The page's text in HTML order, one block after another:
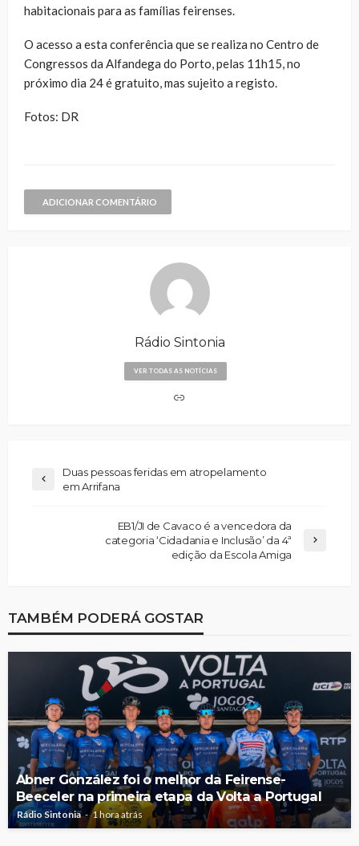
habitacionais para as famílias feirenses.
O acesso a esta conferência que se realiza no Centro de
Congressos da Alfandega do Porto, pelas 11h15, no
próximo dia 24 é gratuito, mas sujeito a registo.
Fotos: DR
ADICIONAR COMENTÁRIO
Rádio Sintonia
VER TODAS AS NOTÍCIAS
Duas pessoas feridas em atropelamento
em Arrifana
EB1/JI de Cavaco é a vencedora da
categoria ‘Cidadania e Inclusão’ da 4ª
edição da Escola Amiga
TAMBÉM PODERÁ GOSTAR
Abner González foi o melhor da Feirense-
Beeceler na primeira etapa da Volta a Portugal
Rádio Sintonia 1 hora atrás